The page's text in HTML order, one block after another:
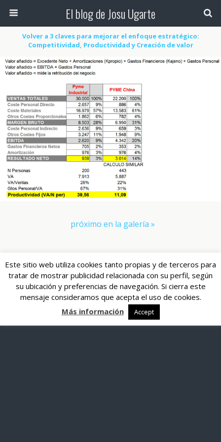
El blog de Josu Ugarte
Volver a 3 claves para mejorar el enfoque estratégico:
Competitividad, Productividad y Creación de valor
próximo en la galería »
Este sitio web utiliza cookies tanto propias y de terceros para
tratar de mostrar publicidad relacionada con su perfil, según
su ubicación y preferencias de navegación. Si cierra este
mensaje consideramos que acepta el uso de cookies.
Más información
Accept